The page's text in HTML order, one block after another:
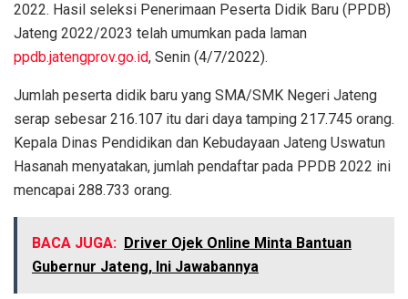
2022. Hasil seleksi Penerimaan Peserta Didik Baru (PPDB)
Jateng 2022/2023 telah umumkan pada laman
ppdb.jatengprov.go.id, Senin (4/7/2022).
Jumlah peserta didik baru yang SMA/SMK Negeri Jateng
serap sebesar 216.107 itu dari daya tamping 217.745 orang.
Kepala Dinas Pendidikan dan Kebudayaan Jateng Uswatun
Hasanah menyatakan, jumlah pendaftar pada PPDB 2022 ini
mencapai 288.733 orang.
BACA JUGA: Driver Ojek Online Minta Bantuan
Gubernur Jateng, Ini Jawabannya